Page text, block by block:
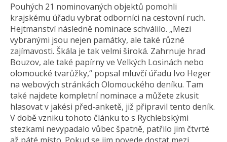
Pouhých 21 nominovaných objektů pomohli
krajskému úřadu vybrat odborníci na cestovní ruch.
Hejtmanství následně nominace schválilo. „Mezi
vybranými jsou nejen památky, ale také různé
zajímavosti. Škála je tak velmi široká. Zahrnuje hrad
Bouzov, ale také papírny ve Velkých Losinách nebo
olomoucké tvarůžky,“ popsal mluvčí úřadu Ivo Heger
na webových stránkách Olomouckého deníku. Tam
také najdete kompletní nominace a můžete zkusit
hlasovat v jakési před-anketě, již připravil tento deník.
V době vzniku tohoto článku to s Rychlebskými
stezkami nevypadalo vůbec špatně, patřilo jim čtvrté